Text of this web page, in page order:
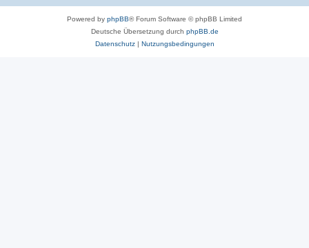
Powered by phpBB® Forum Software © phpBB Limited
Deutsche Übersetzung durch phpBB.de
Datenschutz| Nutzungsbedingungen